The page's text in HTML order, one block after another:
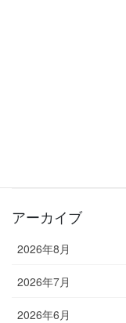
アーカイブ
2026年8月
2026年7月
2026年6月